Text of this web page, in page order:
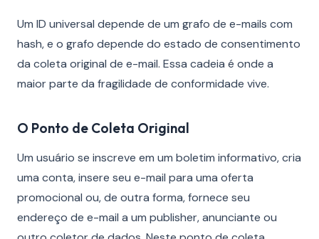
Um ID universal depende de um grafo de e-mails com
hash, e o grafo depende do estado de consentimento
da coleta original de e-mail. Essa cadeia é onde a
maior parte da fragilidade de conformidade vive.
O Ponto de Coleta Original
Um usuário se inscreve em um boletim informativo, cria
uma conta, insere seu e-mail para uma oferta
promocional ou, de outra forma, fornece seu
endereço de e-mail a um publisher, anunciante ou